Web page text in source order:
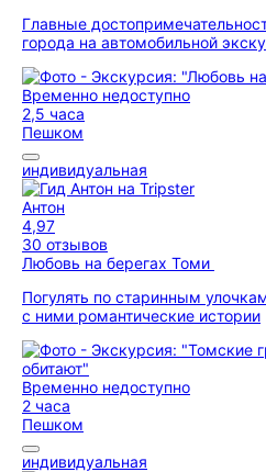
Главные
города на автомобильной
Временно недоступно
2,5 часа
Пешком
индивидуальная
Антон
4,97
30 отзывов
Любовь на берегах Томи
Погулять по старинным
с ними романтические истории
Временно недоступно
2 часа
Пешком
индивидуальная